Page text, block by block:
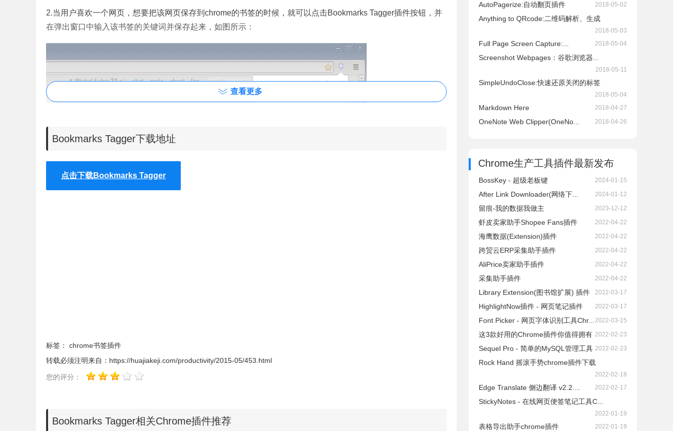
2.当用户喜欢一个网页，想要把该网页保存到chrome的书签的时候，就可以点击Bookmarks Tagger插件按钮，并
在弹出窗口中输入该书签的关键词并保存起来，如图所示：
查看更多
Bookmarks Tagger下载地址
点击下载Bookmarks Tagger
标签：
chrome书签插件
转载必须注明来自： https://huajiakeji.com/productivity/2015-05/453.html
您的评分：
Bookmarks Tagger相关Chrome插件推荐
AutoPagerize:自动翻页插件 2018-05-02
Anything to QRcode:二维码解析、生成
2018-05-03
Full Page Screen Capture:... 2018-05-04
Screenshot Webpages：谷歌浏览器...
2018-05-11
SimpleUndoClose:快速还原关闭的标签
2018-05-04
Markdown Here 2018-04-27
OneNote Web Clipper(OneNo... 2018-04-26
Chrome生产工具插件最新发布
BossKey - 超级老板键 2024-01-15
After Link Downloader(网络下... 2024-01-12
留痕-我的数据我做主 2023-12-12
虾皮卖家助手Shopee Fans插件 2022-04-22
海鹰数据(Extension)插件 2022-04-22
跨贸云ERP采集助手插件 2022-04-22
AliPrice卖家助手插件 2022-04-22
采集助手插件 2022-04-22
Library Extension(图书馆扩展) 插件 2022-03-17
HighlightNow插件 - 网页笔记插件 2022-03-17
Font Picker - 网页字体识别工具Chr... 2022-03-15
这3款好用的Chrome插件你值得拥有 2022-02-23
Sequel Pro - 简单的MySQL管理工具 2022-02-23
Rock Hand 摇滚手势chrome插件下载
2022-02-18
Edge Translate 侧边翻译 v2.2.... 2022-02-17
StickyNotes - 在线网页便签笔记工具C...
2022-01-19
表格导出助手chrome插件 2022-01-19